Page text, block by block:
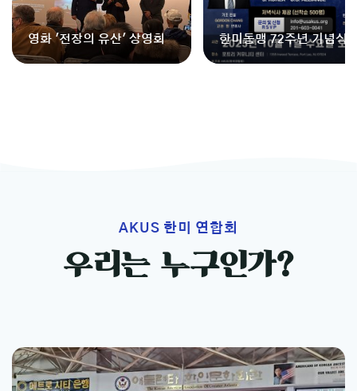
영화 '전장의 유산' 상영회
한미동맹 72주년 기념식
025] - Celebration of
AKUS 한미 연합회
우리는 누구인가?